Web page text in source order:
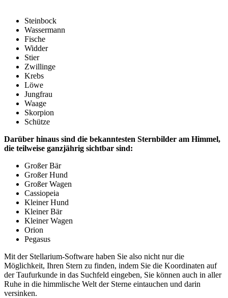
Steinbock
Wassermann
Fische
Widder
Stier
Zwillinge
Krebs
Löwe
Jungfrau
Waage
Skorpion
Schütze
Darüber hinaus sind die bekanntesten Sternbilder am Himmel,
die teilweise ganzjährig sichtbar sind:
Großer Bär
Großer Hund
Großer Wagen
Cassiopeia
Kleiner Hund
Kleiner Bär
Kleiner Wagen
Orion
Pegasus
Mit der Stellarium-Software haben Sie also nicht nur die
Möglichkeit, Ihren Stern zu finden, indem Sie die Koordinaten auf
der Taufurkunde in das Suchfeld eingeben, Sie können auch in aller
Ruhe in die himmlische Welt der Sterne eintauchen und darin
versinken.